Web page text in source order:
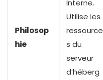
Philosop
hie
Interne.
Utilise les
ressource
s du
serveur
d’héberg